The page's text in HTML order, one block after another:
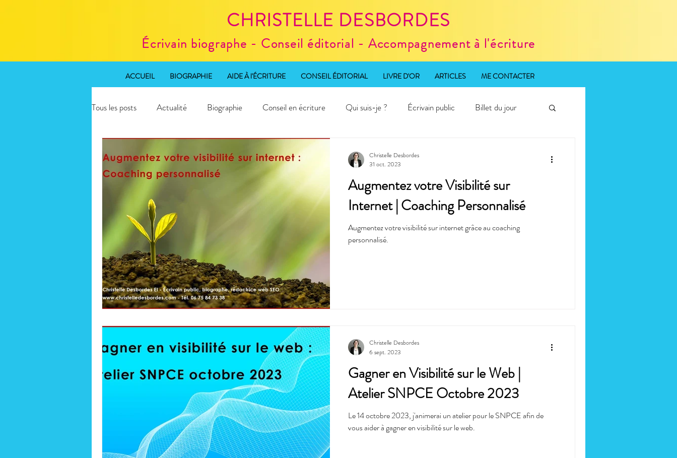
CHRISTELLE DESBORDES
Écrivain biographe - Conseil éditorial - Accompagnement à l'écriture
ACCUEIL BIOGRAPHIE AIDE À l'ÉCRITURE CONSEIL ÉDITORIAL LIVRE D'OR ARTICLES ME CONTACTER
Tous les posts Actualité Biographie Conseil en écriture Qui suis-je ? Écrivain public Billet du jour
Augmentez votre Visibilité sur
Internet | Coaching Personnalisé
Augmentez votre visibilité sur internet grâce au coaching
personnalisé.
Christelle Desbordes
31 oct. 2023
Gagner en Visibilité sur le Web |
Atelier SNPCE Octobre 2023
Le 14 octobre 2023, j'animerai un atelier pour le SNPCE afin de
vous aider à gagner en visibilité sur le web.
Christelle Desbordes
6 sept. 2023